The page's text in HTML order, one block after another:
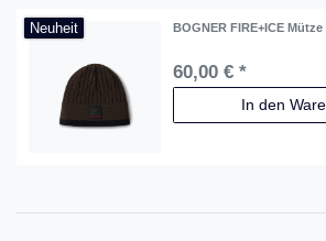
Neuheit BOGNER FIRE+ICE Mütze
60,00 € *
In den